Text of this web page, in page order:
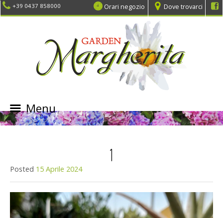
+39 0437 858000 Orari negozio Dove trovarci
Menu
SKIP
1
Posted 15 Aprile 2024